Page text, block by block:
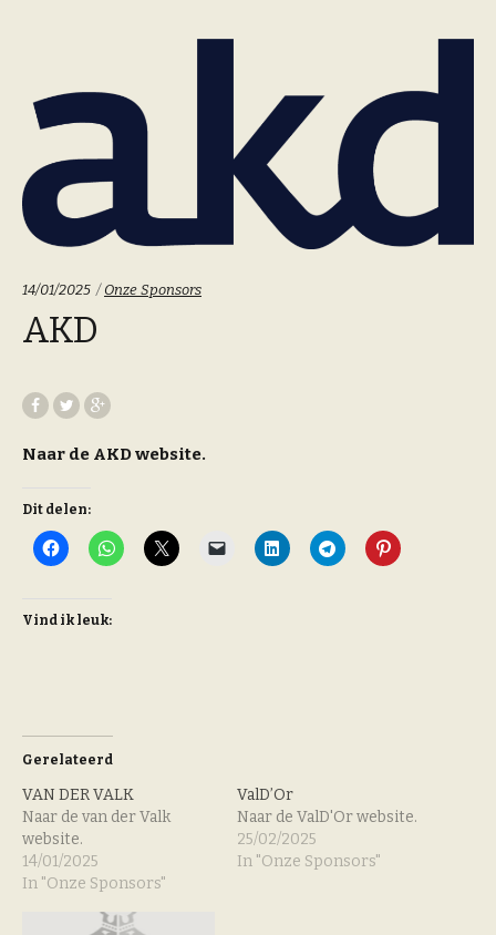
14/01/2025 Categoriën:
Onze Sponsors
AKD
Naar de AKD website.
Dit delen:
Vind ik leuk:
Gerelateerd
VAN DER VALK
Naar de van der Valk
website.
14/01/2025
In "Onze Sponsors"
ValD’Or
Naar de ValD'Or website.
25/02/2025
In "Onze Sponsors"